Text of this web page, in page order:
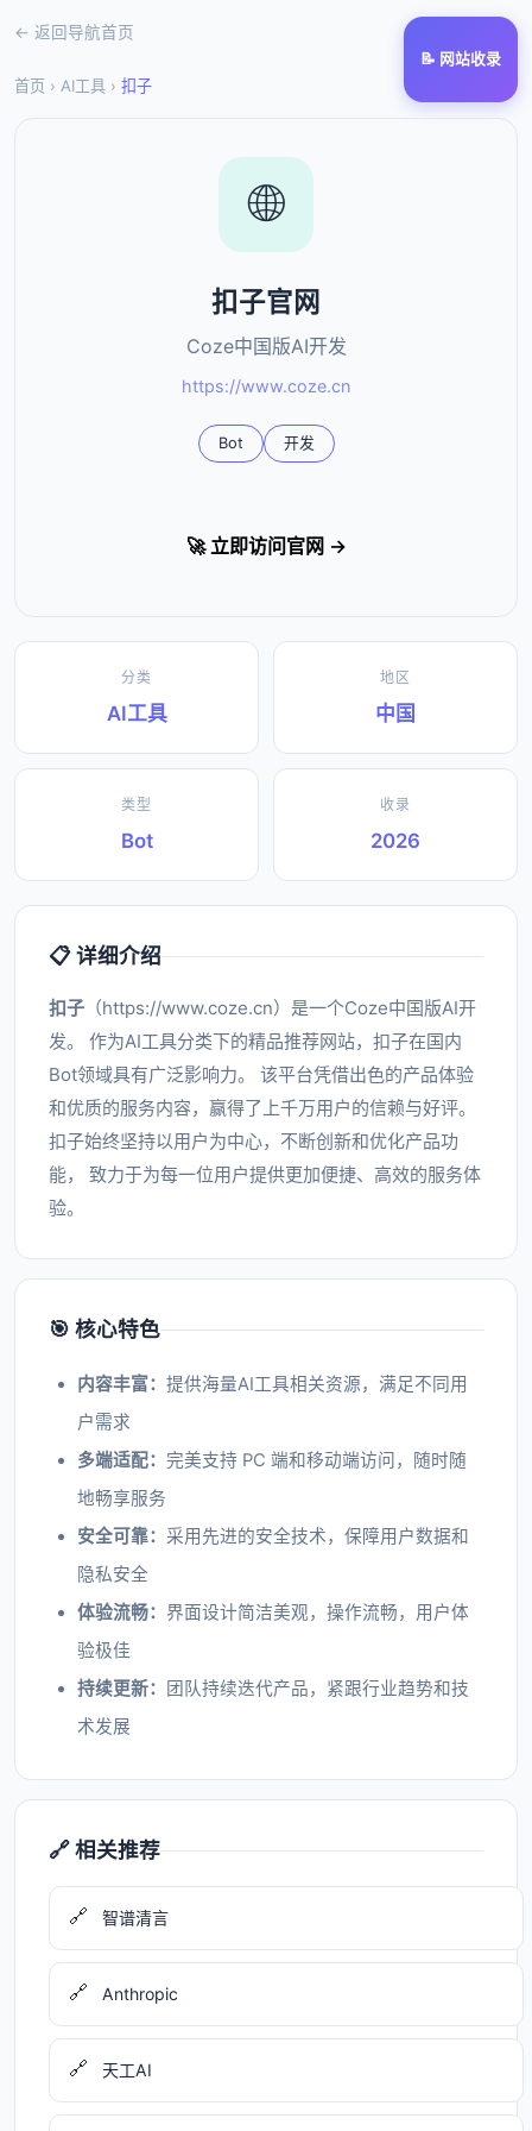
📝 网站收录
← 返回导航首页
首页 › AI工具 › 扣子
🌐
扣子官网
Coze中国版AI开发
https://www.coze.cn
Bot 开发
🚀 立即访问官网 →
分类
AI工具
地区
中国
类型
Bot
收录
2026
📋 详细介绍
扣子 （https://www.coze.cn）是一个Coze中国版AI开
发。 作为AI工具分类下的精品推荐网站，扣子在国内
Bot领域具有广泛影响力。 该平台凭借出色的产品体验
和优质的服务内容，赢得了上千万用户的信赖与好评。
扣子始终坚持以用户为中心，不断创新和优化产品功
能， 致力于为每一位用户提供更加便捷、高效的服务体
验。
🎯 核心特色
内容丰富： 提供海量AI工具相关资源，满足不同用
户需求
多端适配： 完美支持 PC 端和移动端访问，随时随
地畅享服务
安全可靠： 采用先进的安全技术，保障用户数据和
隐私安全
体验流畅： 界面设计简洁美观，操作流畅，用户体
验极佳
持续更新：
团队持续迭代产品，紧跟行业趋势和技
术发展
🔗 相关推荐
🔗 智谱清言
🔗 Anthropic
🔗 天工AI